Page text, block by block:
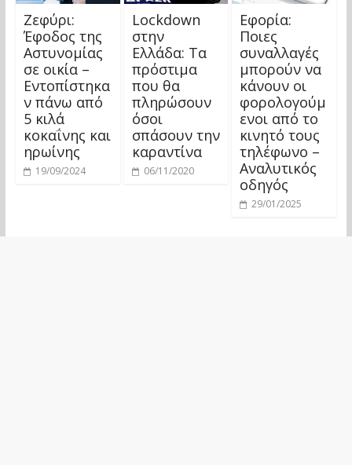
Ζεφύρι:
Έφοδος της
Αστυνομίας
σε οικία –
Εντοπίστηκα
ν πάνω από
5 κιλά
κοκαΐνης και
ηρωίνης
19/09/2024
Lockdown
στην
Ελλάδα: Τα
πρόστιμα
που θα
πληρώσουν
όσοι
σπάσουν την
καραντίνα
06/11/2020
Εφορία:
Ποιες
συναλλαγές
μπορούν να
κάνουν οι
φορολογούμ
ενοι από το
κινητό τους
τηλέφωνο –
Αναλυτικός
οδηγός
29/01/2025